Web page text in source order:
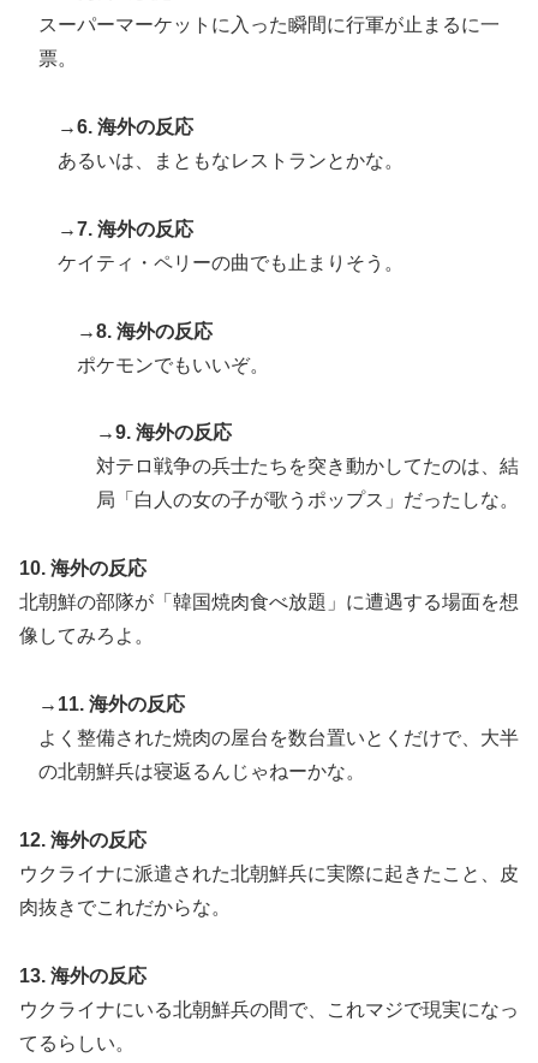
▶
外国人「お前ら日本のアルフォートというチョコレート
れたちびっ子集団が世界をメロメロに
海外「誰か助けて！日本で不思議な瓶に入った飲み物を
【海外の反応】
欧州「日本だけ反則だろ…」 世界の『日本びいき』に
海外「うちは同じ日に二人とも不機嫌になるのは禁止。
結婚四十年これでやってる」経験するまで信じてもらえ
【激震】韓国人「韓国サッカー協会、W杯・五輪で複数
回の性接待を行い審判を買収していたことが発覚…（ﾌﾞ
ﾙﾌﾞﾙ」＝韓国の反応
てどれくらいあるんだろうな → 「どこの国も同じよう
なことをやってるよな」「中国に関する情報はマジで両
極端なものしかない」
権に泣き付くも無視されて海外失笑！【海外の反応】
スーパーマーケットに入った瞬間に行軍が止まるに一
票。
→6. 海外の反応
あるいは、まともなレストランとかな。
→7. 海外の反応
ケイティ・ペリーの曲でも止まりそう。
→8. 海外の反応
ポケモンでもいいぞ。
→9. 海外の反応
対テロ戦争の兵士たちを突き動かしてたのは、結
局「白人の女の子が歌うポップス」だったしな。
10. 海外の反応
北朝鮮の部隊が「韓国焼肉食べ放題」に遭遇する場面を想
像してみろよ。
→11. 海外の反応
よく整備された焼肉の屋台を数台置いとくだけで、大半
の北朝鮮兵は寝返るんじゃねーかな。
12. 海外の反応
ウクライナに派遣された北朝鮮兵に実際に起きたこと、皮
肉抜きでこれだからな。
13. 海外の反応
ウクライナにいる北朝鮮兵の間で、これマジで現実になっ
てるらしい。